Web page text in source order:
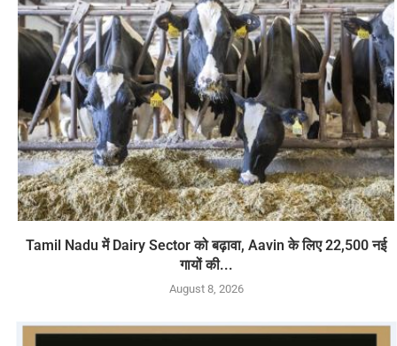
Tamil Nadu में Dairy Sector को बढ़ावा, Aavin के लिए 22,500 नई
गायों की...
August 8, 2026